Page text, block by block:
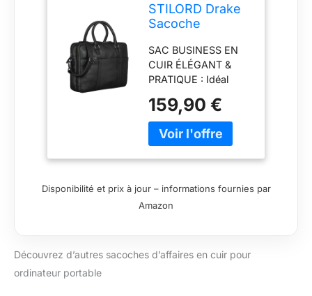
STILORD Drake
Sacoche
Vintage Sac
Business Cuir
Homme Femme |
Vintage Sac
Bureau Grand
Format pour
Bureau, Travail &
Ordinateur
Pouces
SAC BUSINESS EN
CUIR ÉLÉGANT &
PRATIQUE : Idéal
l’université et les
voyages d’affaires.
Design vintage
POLYVALENT: Sac à
bandoulière, sac à
déplacements.
159,90 €
Disponibilité et prix à jour – informations fournies par
Amazon
Découvrez d’autres sacoches d’affaires en cuir pour
ordinateur portable